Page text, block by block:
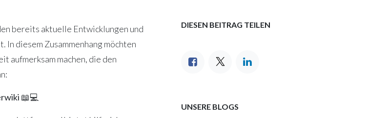
bereits aktuelle Entwicklungen und
In diesem Zusammenhang möchten
aufmerksam machen, die den
📖💻
DIESEN BEITRAG TEILEN
UNSERE BLOGS